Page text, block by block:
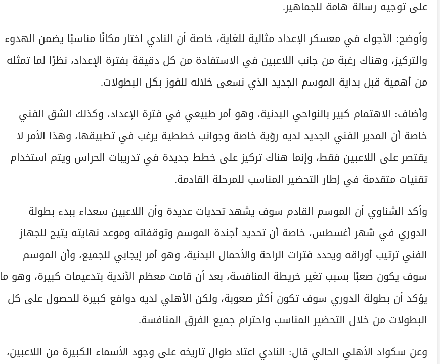
على توجيه رسالة هامة للجماهير.
وأوضح: الأجواء في معسكر الإعداد مثالية للغاية، خاصة أن النادي اختار مكانًا مناسبًا يضمن الهدوء
والتركيز، وهناك رغبة من جانب اللاعبين في الاستفادة من كل دقيقة بفترة الإعداد، نظرًا لما تمثله
من أهمية قبل بداية الموسم الجديد الذي نسعى خلاله للفوز بكل البطولات.
وأضاف: الاهتمام كبير بالنواحي البدنية، وهو أمر طبيعي في فترة الإعداد، وكذلك الشق الفني
خاصة أن المدير الفني الجديد لديه رؤية خاصة وجوانب خططية يرغب في تطبيقها، وهذا الأمر لا
يقتصر على اللاعبين فقط، وإنما هناك تركيز على خطط جديدة في تدريبات الحراس ويتم استخدام
تقنيات متقدمة في إطار التحضير المناسب للمرحلة القادمة.
وأكد الشناوي أن الموسم القادم سوف يشهد تحديات عديدة وأن اللاعبين سعداء ببدء بطولة
الدوري في شهر أغسطس، خاصة أن تحديد أجندة الموسم وتوقفاته وموعد نهايته يتيح للجهاز
الفني ترتيب أوراقه ويحدد فترات الراحة والأحمال البدنية، وهو أمر إيجابي للجميع، وأن الموسم
سوف يكون صعبًا بسبب تغير خريطة المنافسة، بعد أن قامت معظم الأندية بتدعيمات كبيرة، وهو ما
يؤكد أن بطولة الدوري سوف تكون أكثر صعوبة، ولكن الأهلي لديه دوافع كبيرة للحصول على كل
البطولات من خلال التحضير المناسب واحترام جميع الفرق المنافسة.
وعن سكواد الأهلي الحالي قال: النادي اعتاد طوال تاريخه على وجود الأسماء الكبيرة من اللاعبين،